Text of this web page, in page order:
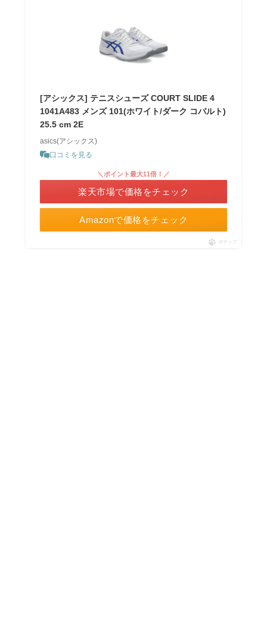
[アシックス] テニスシューズ COURT SLIDE 4
1041A483 メンズ 101(ホワイト/ダーク コバルト)
25.5 cm 2E
asics(アシックス)
口コミを見る
Amazonで価格をチェック
＼ポイント最大11倍！／
楽天市場で価格をチェック
ポチップ